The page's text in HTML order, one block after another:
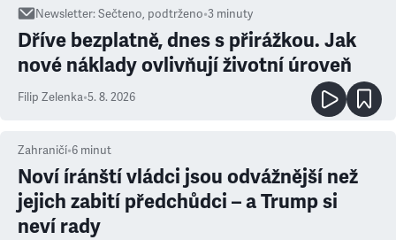
Newsletter:Sečteno, podtrženo•3 minuty
Dříve bezplatně, dnes s přirážkou. Jak
nové náklady ovlivňují životní úroveň
Filip Zelenka•5. 8. 2026
Zahraničí•6 minut
Noví íránští vládci jsou odvážnější než
jejich zabití předchůdci – a Trump si
neví rady